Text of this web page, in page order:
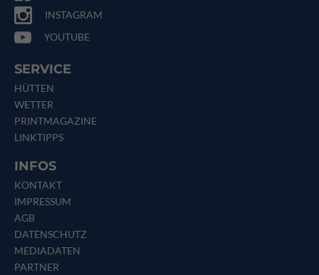
INSTAGRAM
YOUTUBE
SERVICE
HÜTTEN
WETTER
PRINTMAGAZINE
LINKTIPPS
INFOS
KONTAKT
IMPRESSUM
AGB
DATENSCHUTZ
MEDIADATEN
PARTNER